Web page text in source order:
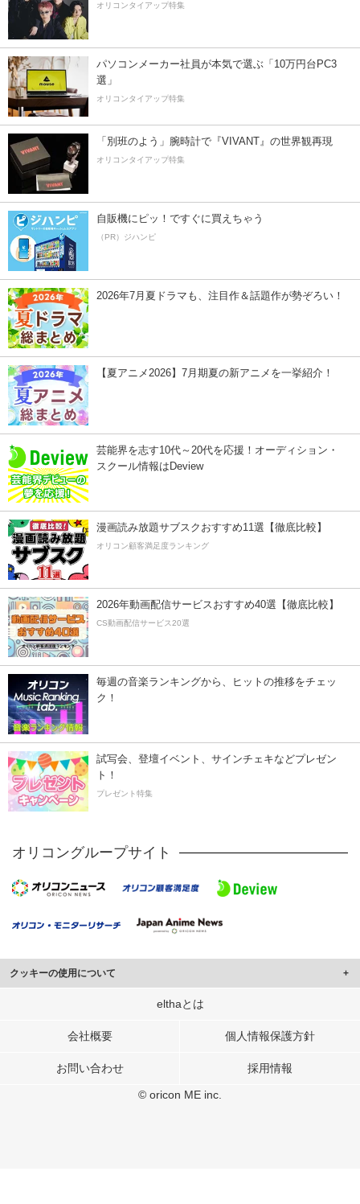
オリコンタイアップ特集
パソコンメーカー社員が本気で選ぶ「10万円台PC3
選」
オリコンタイアップ特集
「別班のよう」腕時計で『VIVANT』の世界観再現
オリコンタイアップ特集
自販機にピッ！ですぐに買えちゃう
（PR）ジハンピ
2026年7月夏ドラマも、注目作＆話題作が勢ぞろい！
【夏アニメ2026】7月期夏の新アニメを一挙紹介！
芸能界を志す10代～20代を応援！オーディション・
スクール情報はDeview
漫画読み放題サブスクおすすめ11選【徹底比較】
オリコン顧客満足度ランキング
2026年動画配信サービスおすすめ40選【徹底比較】
CS動画配信サービス20選
毎週の音楽ランキングから、ヒットの推移をチェッ
ク！
試写会、登壇イベント、サインチェキなどプレゼン
ト！
プレゼント特集
オリコングループサイト
クッキーの使用について
このサイトでは Cookie を使用して、ユーザーに合わせたコンテンツや広告の
行っています。
メディアや広告配信、データ解析の各パートナーに提供しています。
elthaとは
会社概要 個人情報保護方針
お問い合わせ 採用情報
© oricon ME inc.